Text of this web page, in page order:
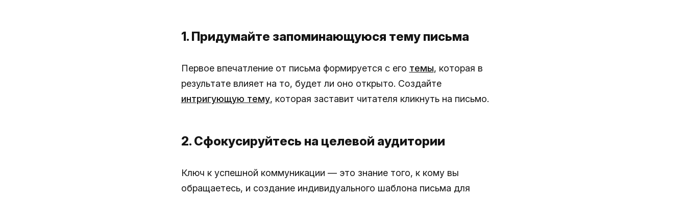
1. Придумайте запоминающуюся тему письма
Первое впечатление от письма формируется с его темы, которая в
результате влияет на то, будет ли оно открыто. Создайте
интригующую тему, которая заставит читателя кликнуть на письмо.
2. Сфокусируйтесь на целевой аудитории
Ключ к успешной коммуникации — это знание того, к кому вы
обращаетесь, и создание индивидуального шаблона письма для